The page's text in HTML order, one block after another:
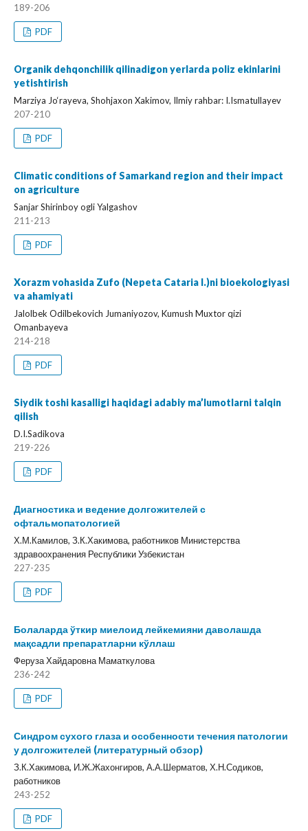
189-206
PDF
Organik dehqonchilik qilinadigon yerlarda poliz ekinlarini
yetishtirish
Marziya Jo‘rayeva, Shohjaxon Xakimov, Ilmiy rahbar: I.Ismatullayev
207-210
PDF
Climatic conditions of Samarkand region and their impact
on agriculture
Sanjar Shirinboy ogli Yalgashov
211-213
PDF
Xorazm vohasida Zufo (Nepeta Cataria l.)ni bioekologiyasi
va ahamiyati
Jalolbek Odilbekovich Jumaniyozov, Kumush Muxtor qizi
Omanbayeva
214-218
PDF
Siydik toshi kasalligi haqidagi adabiy ma’lumotlarni talqin
qilish
D.I.Sadikova
219-226
PDF
Диагностика и ведение долгожителей с
офтальмопатологией
Х.М.Камилов, З.К.Хакимова, работников Министерства
здравоохранения Республики Узбекистан
227-235
PDF
Болаларда ўткир миелоид лейкемияни даволашда
мақсадли препаратларни кўллаш
Феруза Хайдаровна Маматкулова
236-242
PDF
Синдром сухого глаза и особенности течения патологии
у долгожителей (литературный обзор)
З.К.Хакимова, И.Ж.Жахонгиров, А.А.Шерматов, Х.Н.Содиков,
работников
243-252
PDF